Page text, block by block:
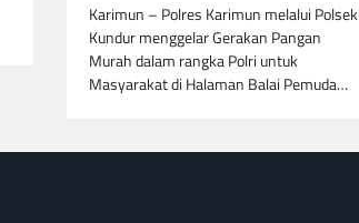
Karimun – Polres Karimun melalui Polsek
Kundur menggelar Gerakan Pangan
Murah dalam rangka Polri untuk
Masyarakat di Halaman Balai Pemuda…